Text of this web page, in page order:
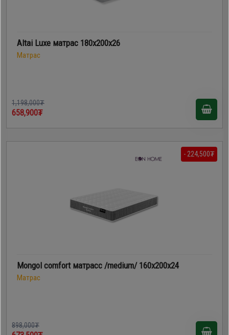
Altai Luxe матрас 180x200x26
Матрас
1,198,000₮
658,900₮
- 224,500₮
Mongol comfort матрасс /medium/ 160x200x24
Матрас
898,000₮